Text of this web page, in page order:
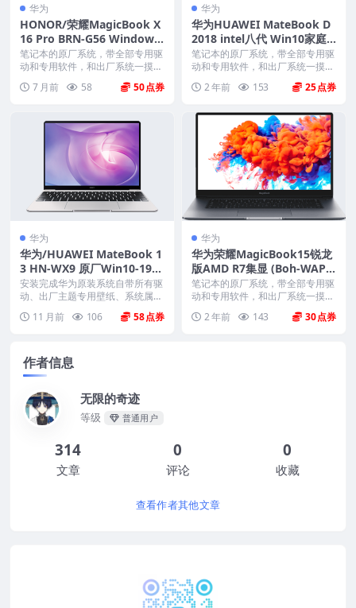
华为
HONOR/荣耀MagicBook X
16 Pro BRN-G56 Windows
11家庭版 原厂oem系统
笔记本的原厂系统，带全部专用驱
动和专用软件，和出厂系统一摸一
7 月前 58 50
华为
华为HUAWEI MateBook D
2018 intel八代 Win10家庭
中文版 原厂oem系统
笔记本的原厂系统，带全部专用驱
动和专用软件，和出厂系统一摸一
2 年前 153 25
华为
华为/HUAWEI MateBook 1
3 HN-WX9 原厂Win10-1903
系统 工厂文件 带F10智能还
原
安装完成华为原装系统自带所有驱
动、出厂主题专用壁纸、系统属性
11 月前 106 58
华为
华为荣耀MagicBook15锐龙
版AMD R7集显 (Boh-WAP9
HNR) Win10家庭版 原厂oe
m系统
笔记本的原厂系统，带全部专用驱
动和专用软件，和出厂系统一摸一
2 年前 143 30
作者信息
无限的奇迹
等级 普通用户
314
文章
0
评论
0
收藏
查看作者其他文章